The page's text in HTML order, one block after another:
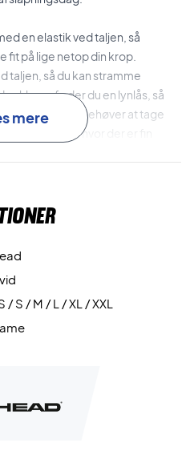
en elastik ved taljen, så
fit på lige netop din krop.
taljen, så du kan stramme
finder du en lynlås, så
på, uden du behøver at tage
der lommer, hvor der er fin
for at transportere sved
træningsbukser, så slå til i dag!
mere
/ S / M / L / XL / XXL